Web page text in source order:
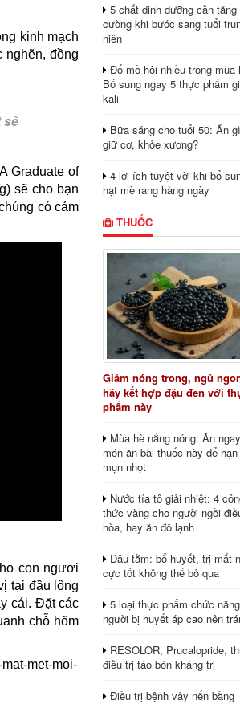
kinh mạch
nghẽn, đồng
sẽ
Graduate of
sẽ cho bạn
có cảm
con ngươi
tại đầu lông
cái. Đặt các
chỗ hõm
5 chất dinh dưỡng cần tăng
cường khi bước sang tuổi
niên
Đổ mồ hôi nhiều trong mùa
Bổ sung ngay 5 thực phẩm
kali
Bữa sáng cho tuổi 50: Ăn
giữ cơ, khỏe xương?
4 lợi ích tuyệt vời khi bổ
hạt mè rang hàng ngày
THUỐC
Giảm nóng trong, ngủ
hãy kết hợp đậu đen với
phẩm này
Mùa hè nắng nóng: Ăn
món ăn bài thuốc này để
mụn nhọt
Nước tía tô giải nhiệt: 4
thức vàng cho người ngồi
hòa, hay ăn đồ lạnh
Dâu tằm: bổ huyết, trị mất
cực tốt không thể bỏ qua
5 loại thực phẩm chức năng
người bị huyết áp cao nên
RESOLOR, Prucalopride,
điều trị táo bón kháng trị
Điều trị bệnh vảy nến bằng